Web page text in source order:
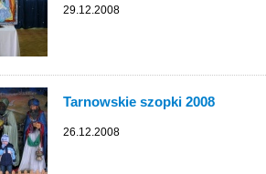
29.12.2008
Tarnowskie szopki 2008
26.12.2008